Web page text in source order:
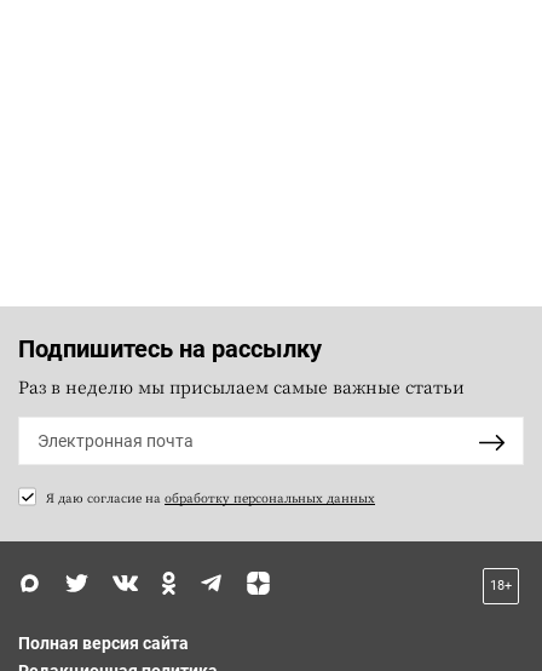
Подпишитесь на рассылку
Раз в неделю мы присылаем самые важные статьи
Я даю согласие на обработку персональных данных
18+
Полная версия сайта